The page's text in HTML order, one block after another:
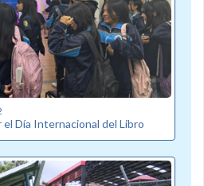
Día Internacional del Libro